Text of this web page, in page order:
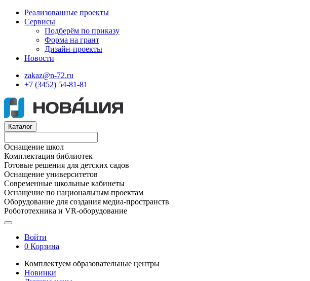
Реализованные проекты
Сервисы
Подберём по приказу
Форма на грант
Дизайн-проекты
Новости
zakaz@n-72.ru
+7 (3452) 54-81-81
Каталог
Оснащение школ
Комплектация библиотек
Готовые решения для детских садов
Оснащение университетов
Современные школьные кабинеты
Оснащение по национальным проектам
Оборудование для создания медиа-пространств
Робототехника и VR-оборудование
Войти
0 Корзина
Комплектуем образовательные центры
Новинки